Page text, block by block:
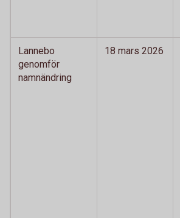
Lannebo
genomför
namnändring
18 mars 2026